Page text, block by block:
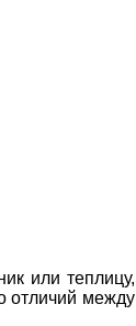
или теплицу,
отличий между